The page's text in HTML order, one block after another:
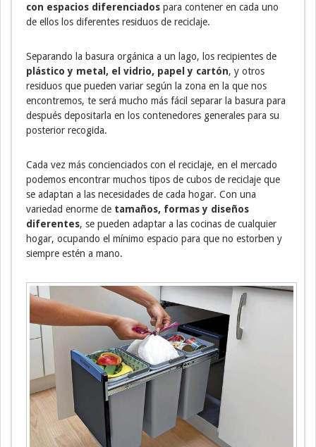
con espacios diferenciados para contener en cada uno
de ellos los diferentes residuos de reciclaje.
Separando la basura orgánica a un lago, los recipientes de
plástico y metal, el vidrio, papel y cartón, y otros
residuos que pueden variar según la zona en la que nos
encontremos, te será mucho más fácil separar la basura para
después depositarla en los contenedores generales para su
posterior recogida.
Cada vez más concienciados con el reciclaje, en el mercado
podemos encontrar muchos tipos de cubos de reciclaje que
se adaptan a las necesidades de cada hogar. Con una
variedad enorme de tamaños, formas y diseños
diferentes, se pueden adaptar a las cocinas de cualquier
hogar, ocupando el mínimo espacio para que no estorben y
siempre estén a mano.